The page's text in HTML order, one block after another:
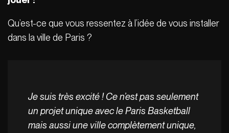
Qu’est-ce que vous ressentez à l’idée de vous installer
dans la ville de Paris ?
Je suis très excité ! Ce n’est pas seulement
un projet unique avec le Paris Basketball
mais aussi une ville complètement unique,